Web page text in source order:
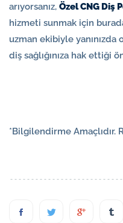
arıyorsanız, Özel CNG Diş
hizmeti sunmak için
uzman ekibiyle
diş sağlığınıza hak ettiği
*Bilgilendirme Amaçlıdır.